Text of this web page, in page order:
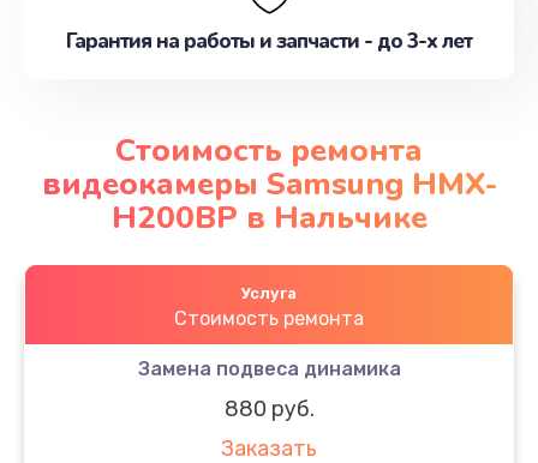
Гарантия на работы и запчасти - до 3-х лет
Стоимость ремонта
видеокамеры Samsung HMX-
H200BP в Нальчике
Услуга
Стоимость ремонта
Замена подвеса динамика
880 руб.
Заказать